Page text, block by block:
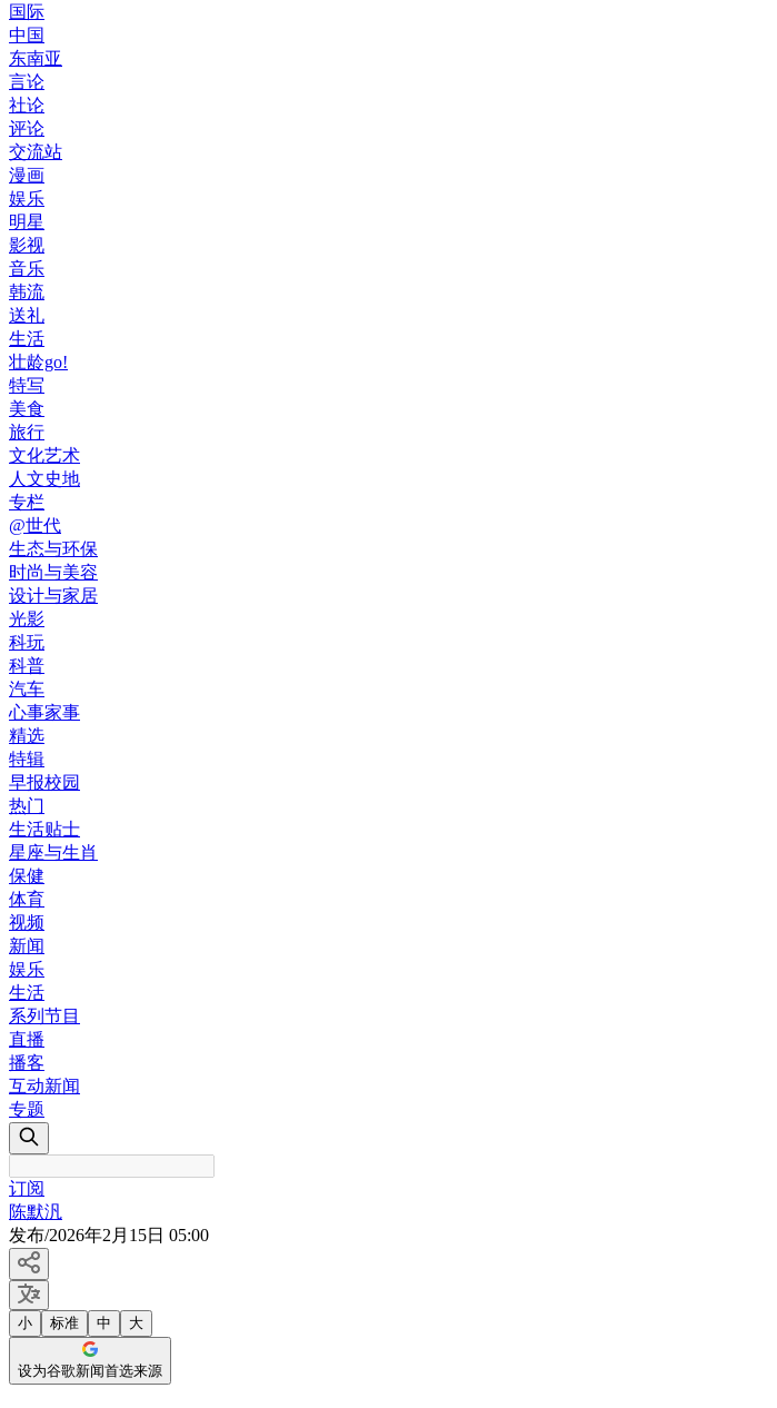
国际
中国
东南亚
言论
社论
评论
交流站
漫画
娱乐
明星
影视
音乐
韩流
送礼
生活
壮龄go!
特写
美食
旅行
文化艺术
人文史地
专栏
@世代
生态与环保
时尚与美容
设计与家居
光影
科玩
科普
汽车
心事家事
精选
特辑
早报校园
热门
生活贴士
星座与生肖
保健
体育
视频
新闻
娱乐
生活
系列节目
直播
播客
互动新闻
专题
订阅
陈默汎
发布/2026年2月15日 05:00
小 标准 中 大
设为谷歌新闻首选来源